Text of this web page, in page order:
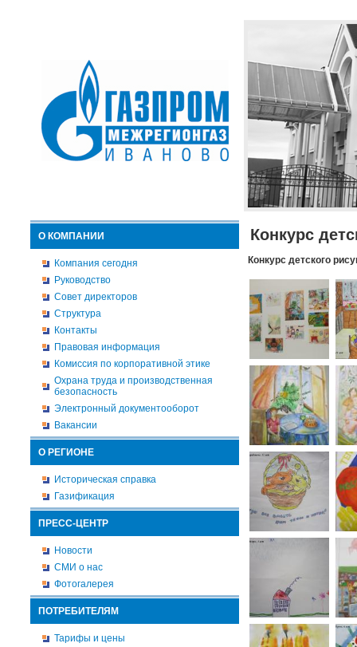
О КОМПАНИИ
Компания сегодня
Руководство
Совет директоров
Структура
Контакты
Правовая информация
Комиссия по корпоративной этике
Охрана труда и производственная
безопасность
Электронный документооборот
Вакансии
О РЕГИОНЕ
Историческая справка
Газификация
ПРЕСС-ЦЕНТР
Новости
СМИ о нас
Фотогалерея
ПОТРЕБИТЕЛЯМ
Тарифы и цены
Конкурс
Конкурс детского